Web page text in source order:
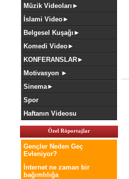
Müzik Videoları►
İslami Video►
Belgesel Kuşağı►
Komedi Video►
KONFERANSLAR►
Motivasyon ►
Sinema►
Spor
Haftanın Videosu
Özel Röportajlar
Gençler Neden Geç
Evleniyor?
İnternet ne zaman bir
bağımlılığa